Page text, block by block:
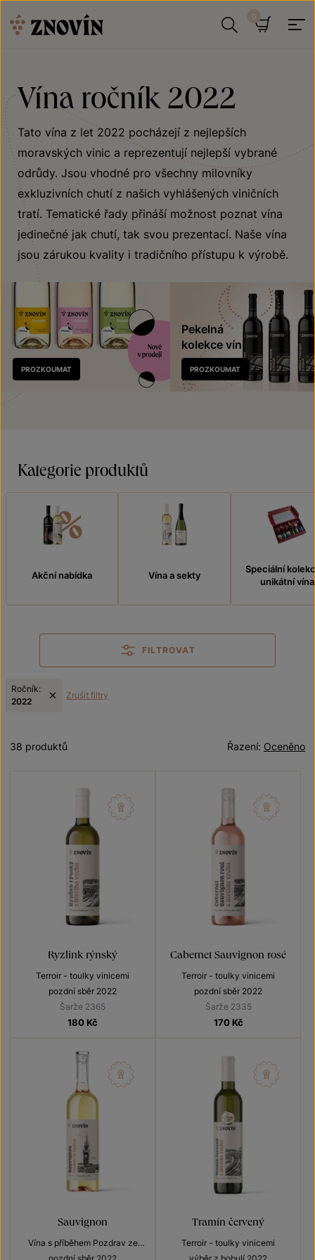
Vína ročník 2022
Tato vína z let 2022 pocházejí z nejlepších
moravských vinic a reprezentují nejlepší vybrané
odrůdy. Jsou vhodné pro všechny milovníky
exkluzivních chutí z našich vyhlášených viničních
tratí. Tematické řady přináší možnost poznat vína
jedinečné jak chutí, tak svou prezentací. Naše vína
jsou zárukou kvality i tradičního přístupu k výrobě.
Nově
v prodeji
PROZKOUMAT
Pekelná
kolekce vín
PROZKOUMAT
Kategorie produktů
Akční nabídka Vína a sekty
Speciální
unikátní vína
FILTROVAT
Ročník:
2022
Zrušit filtry
Oceněno
Řazení:
38 produktů
Ryzlink rýnský
Terroir - toulky vinicemi
pozdní sběr 2022
Šarže 2365
180 Kč
Cabernet Sauvignon rosé
Terroir - toulky vinicemi
pozdní sběr 2022
Šarže 2335
170 Kč
Sauvignon
Vína s příběhem Pozdrav ze
Znojma
Tramín červený
Terroir - toulky vinicemi